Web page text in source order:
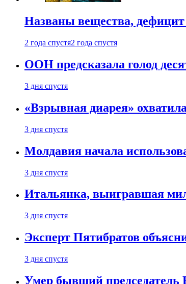
Названы вещества,
2 года спустя2 года спустя
ООН предсказала голод
3 дня спустя
«Взрывная диарея»
3 дня спустя
Молдавия начала
3 дня спустя
Итальянка, выигравшая
3 дня спустя
Эксперт Пятибратов
3 дня спустя
Умер бывший